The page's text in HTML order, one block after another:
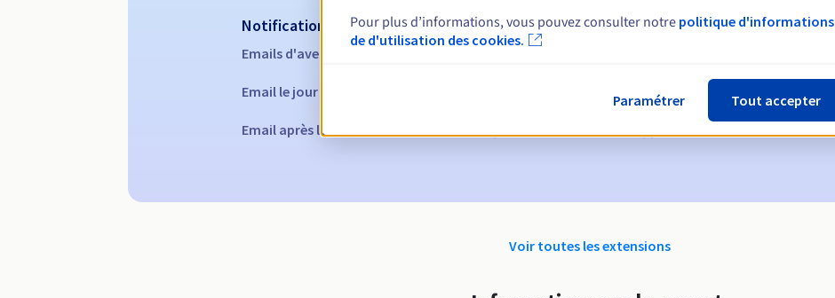
Notifications automatiques :
Emails d'avertissement :
Email le jour de l'expiration pour notification de la suspension du nom de domaine
Email après la Redemption Grace Period pour notification de la suppression du nom de domaine
Voir toutes les extensions
Pour plus d’informations, vous pouvez consulter notre politique d'informations
de d'utilisation des cookies.
Paramétrer Tout accepter